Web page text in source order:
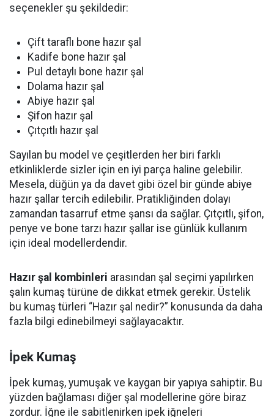
seçenekler şu şekildedir:
Çift taraflı bone hazır şal
Kadife bone hazır şal
Pul detaylı bone hazır şal
Dolama hazır şal
Abiye hazır şal
Şifon hazır şal
Çıtçıtlı hazır şal
Sayılan bu model ve çeşitlerden her biri farklı
etkinliklerde sizler için en iyi parça haline gelebilir.
Mesela, düğün ya da davet gibi özel bir günde abiye
hazır şallar tercih edilebilir. Pratikliğinden dolayı
zamandan tasarruf etme şansı da sağlar. Çıtçıtlı, şifon,
penye ve bone tarzı hazır şallar ise günlük kullanım
için ideal modellerdendir.
Hazır şal kombinleri arasından şal seçimi yapılırken
şalın kumaş türüne de dikkat etmek gerekir. Üstelik
bu kumaş türleri “Hazır şal nedir?” konusunda da daha
fazla bilgi edinebilmeyi sağlayacaktır.
İpek Kumaş
İpek kumaş, yumuşak ve kaygan bir yapıya sahiptir. Bu
yüzden bağlaması diğer şal modellerine göre biraz
zordur. İğne ile sabitlenirken ipek iğneleri